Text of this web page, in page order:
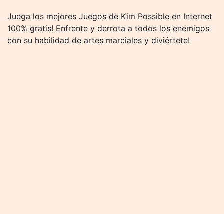
Juega los mejores Juegos de Kim Possible en Internet
100% gratis! Enfrente y derrota a todos los enemigos
con su habilidad de artes marciales y diviértete!